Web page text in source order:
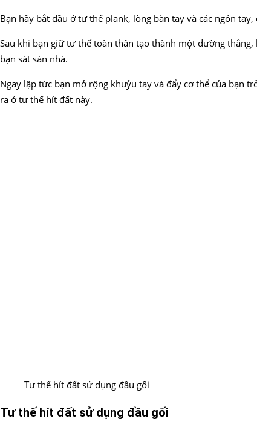
Bạn hãy bắt đầu ở tư thế plank, lòng bàn tay và các ngón
Sau khi bạn giữ tư thế toàn thân tạo thành một đường
bạn sát sàn nhà.
Ngay lập tức bạn mở rộng khuỷu tay và đẩy cơ thể của bạn
ra ở tư thế hít đất này.
Tư thế hít đất sử dụng đầu gối
Tư thế hít đất sử dụng đầu gối